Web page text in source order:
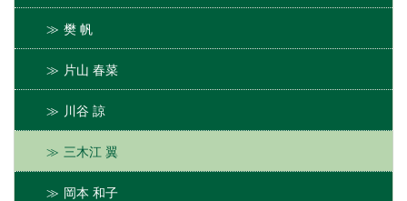
樊 帆
片山 春菜
川谷 諒
三木江 翼
岡本 和子